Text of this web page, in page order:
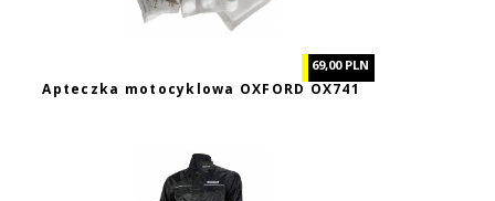
69,00 PLN
Apteczka motocyklowa OXFORD OX741